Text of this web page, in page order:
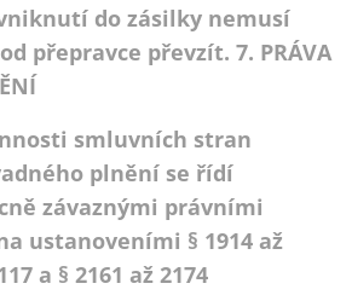
do zásilky nemusí
přepravce převzít. 7. PRÁVA
smluvních stran
plnění se řídí
závaznými právními
ustanoveními § 1914 až
a § 2161 až 2174